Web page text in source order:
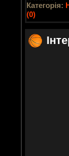
Категорія:
(0)